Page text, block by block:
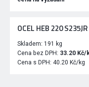
OCEL HEB 220 S235JR
Skladem: 191 kg
Cena bez DPH: 33.20 Kč/
Cena s DPH: 40.20 Kč/kg